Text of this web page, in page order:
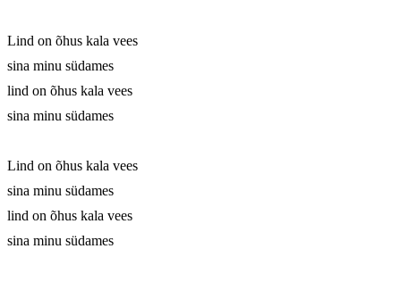
Lind on õhus kala vees
sina minu südames
lind on õhus kala vees
sina minu südames
Lind on õhus kala vees
sina minu südames
lind on õhus kala vees
sina minu südames